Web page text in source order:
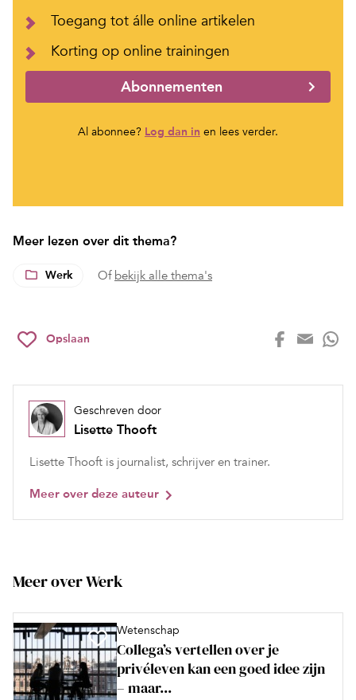
Toegang tot álle online artikelen
Korting op online trainingen
Abonnementen
Al abonnee? Log dan in en lees verder.
Meer lezen over dit thema?
Werk Of bekijk alle thema's
Opslaan
Geschreven door
Lisette Thooft
Lisette Thooft is journalist, schrijver en trainer.
Meer over deze auteur
Meer over Werk
Wetenschap
Collega’s vertellen over je
privéleven kan een goed idee zijn
– maar...